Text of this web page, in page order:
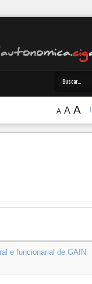
A A A
e funcionarial de GAIN